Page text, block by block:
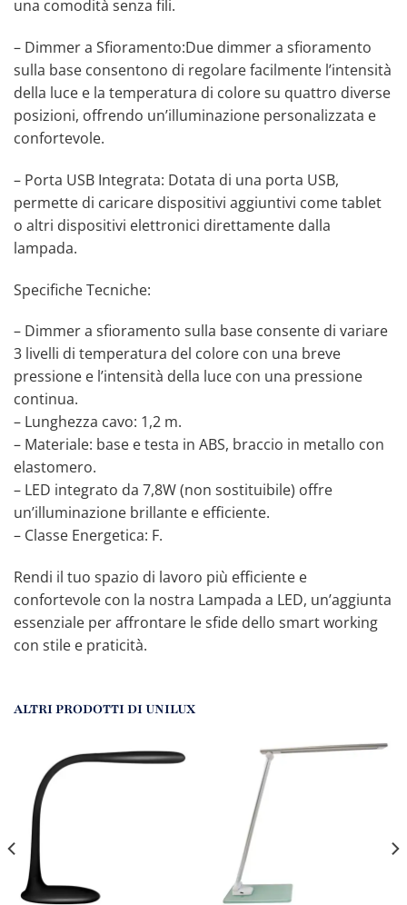
una comodità senza fili.
– Dimmer a Sfioramento:Due dimmer a sfioramento
sulla base consentono di regolare facilmente l’intensità
della luce e la temperatura di colore su quattro diverse
posizioni, offrendo un’illuminazione personalizzata e
confortevole.
– Porta USB Integrata: Dotata di una porta USB,
permette di caricare dispositivi aggiuntivi come tablet
o altri dispositivi elettronici direttamente dalla
lampada.
Specifiche Tecniche:
– Dimmer a sfioramento sulla base consente di variare
3 livelli di temperatura del colore con una breve
pressione e l’intensità della luce con una pressione
continua.
– Lunghezza cavo: 1,2 m.
– Materiale: base e testa in ABS, braccio in metallo con
elastomero.
– LED integrato da 7,8W (non sostituibile) offre
un’illuminazione brillante e efficiente.
– Classe Energetica: F.
Rendi il tuo spazio di lavoro più efficiente e
confortevole con la nostra Lampada a LED, un’aggiunta
essenziale per affrontare le sfide dello smart working
con stile e praticità.
ALTRI PRODOTTI DI UNILUX